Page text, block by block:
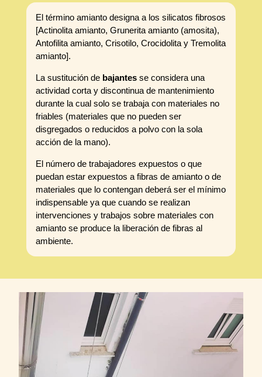
El término amianto designa a los silicatos fibrosos
[Actinolita amianto, Grunerita amianto (amosita),
Antofilita amianto, Crisotilo, Crocidolita y Tremolita
amianto].
La sustitución de bajantesse considera una
actividad corta y discontinua de mantenimiento
durante la cual solo se trabaja con materiales no
friables (materiales que no pueden ser
disgregados o reducidos a polvo con la sola
acción de la mano).
El número de trabajadores expuestos o que
puedan estar expuestos a fibras de amianto o de
materiales que lo contengan deberá ser el mínimo
indispensable ya que cuando se realizan
intervenciones y trabajos sobre materiales con
amianto se produce la liberación de fibras al
ambiente.